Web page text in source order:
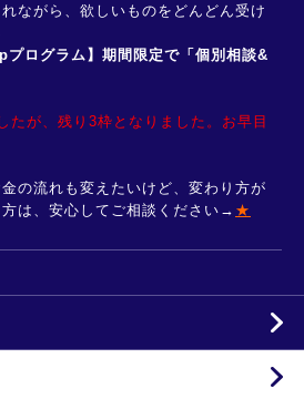
ながら、欲しいものをどんどん受け
プログラム】 期間限定で「個別相談&
たが、残り3枠となりました。お早目
の流れも変えたいけど、変わり方が
は、安心してご相談ください→ ★